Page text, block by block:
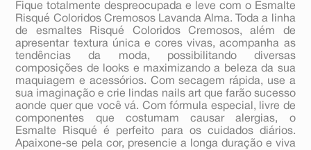
Fique totalmente despreocupada e leve com o Esmalte
Risqué Coloridos Cremosos Lavanda Alma. Toda a linha
de esmaltes Risqué Coloridos Cremosos, além de
apresentar textura única e cores vivas, acompanha as
tendências da moda, possibilitando diversas
composições de looks e maximizando a beleza da sua
maquiagem e acessórios. Com secagem rápida, use a
sua imaginação e crie lindas nails art que farão sucesso
aonde quer que você vá. Com fórmula especial, livre de
componentes que costumam causar alergias, o
Esmalte Risqué é perfeito para os cuidados diários.
Apaixone-se pela cor, presencie a longa duração e viva